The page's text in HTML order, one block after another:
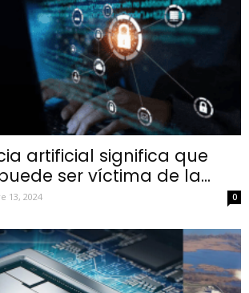
artificial significa que
ser víctima de la...
13, 2024 0